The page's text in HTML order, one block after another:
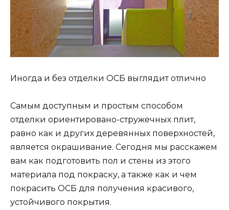
Иногда и без отделки ОСБ выглядит отлично
Самым доступным и простым способом
отделки ориентировано-стружечных плит,
равно как и других деревянных поверхностей,
является окрашивание. Сегодня мы расскажем
вам как подготовить пол и стены из этого
материала под покраску, а также как и чем
покрасить ОСБ для получения красивого,
устойчивого покрытия.